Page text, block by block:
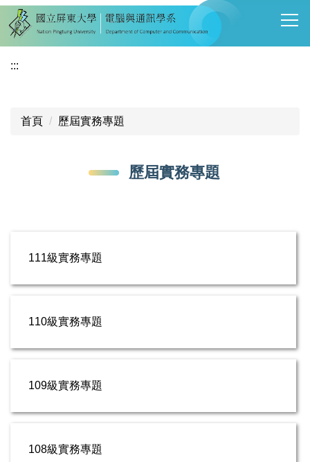
到
主
要
:::
首頁 歷屆實務專題
歷屆實務專題
111級實務專題
110級實務專題
109級實務專題
108級實務專題